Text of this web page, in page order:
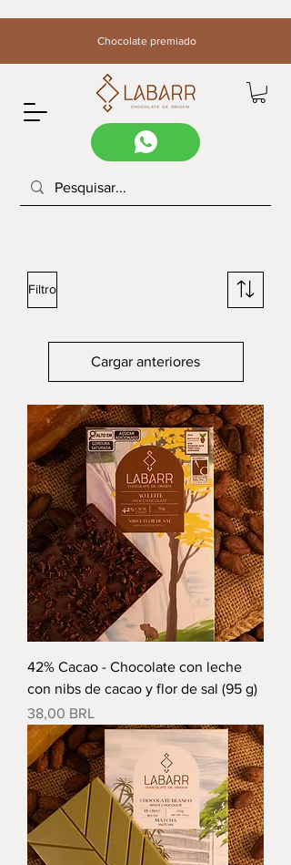
Chocolate premiado
Filtro
Cargar anteriores
42% Cacao - Chocolate con leche
con nibs de cacao y flor de sal (95 g)
Precio
38,00 BRL